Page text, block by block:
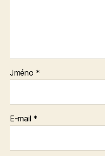
Jméno *
E-mail *